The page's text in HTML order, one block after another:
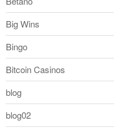
Big Wins
Bingo
Bitcoin Casinos
blog
blog02